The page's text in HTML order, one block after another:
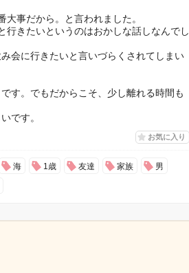
事だから。と言われました。
行きたいというのはおかしな話しなんでし
会に行きたいと言いづらくされてしまい
す。でもだからこそ、少し離れる時間も
です。
お気に入り
海 1歳 友達 家族 男